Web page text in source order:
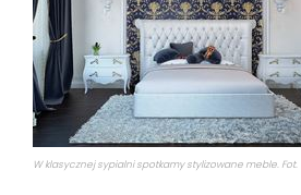
W klasycznej sypialni spotkamy stylizowane meble.